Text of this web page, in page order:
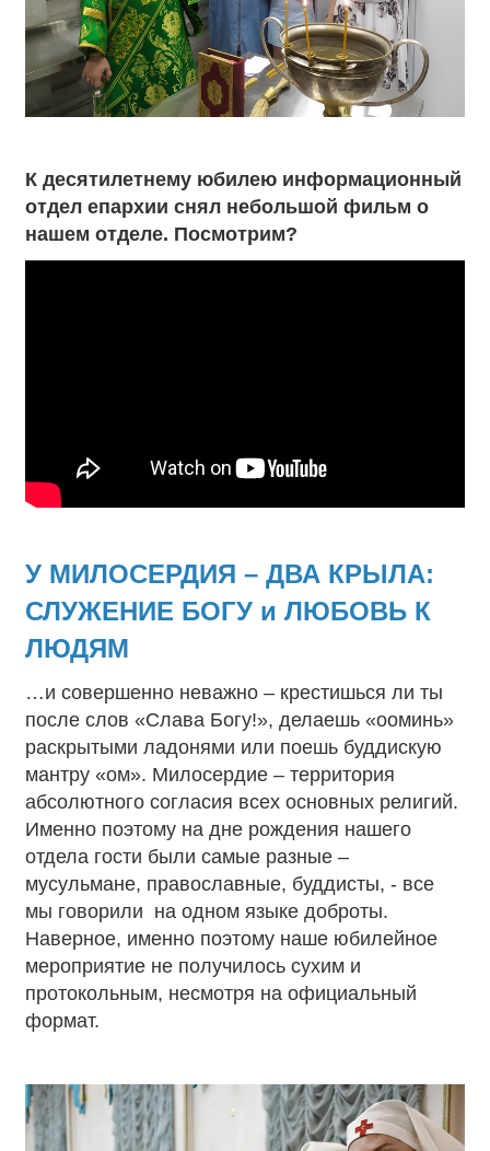
К десятилетнему юбилею информационный
отдел епархии снял небольшой фильм о
нашем отделе. Посмотрим?
У МИЛОСЕРДИЯ – ДВА КРЫЛА:
СЛУЖЕНИЕ БОГУ и ЛЮБОВЬ К
ЛЮДЯМ
…и совершенно неважно – крестишься ли ты
после слов «Слава Богу!», делаешь «ооминь»
раскрытыми ладонями или поешь буддискую
мантру «ом». Милосердие – территория
абсолютного согласия всех основных религий.
Именно поэтому на дне рождения нашего
отдела гости были самые разные –
мусульмане, православные, буддисты, - все
мы говорили на одном языке доброты.
Наверное, именно поэтому наше юбилейное
мероприятие не получилось сухим и
протокольным, несмотря на официальный
формат.